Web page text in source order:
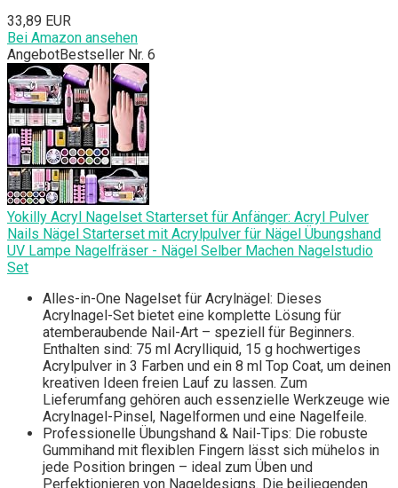
33,89 EUR
Bei Amazon ansehen
AngebotBestseller Nr. 6
Yokilly Acryl Nagelset Starterset für Anfänger: Acryl Pulver
Nails Nägel Starterset mit Acrylpulver für Nägel Übungshand
UV Lampe Nagelfräser - Nägel Selber Machen Nagelstudio
Set
Alles-in-One Nagelset für Acrylnägel: Dieses
Acrylnagel-Set bietet eine komplette Lösung für
atemberaubende Nail-Art – speziell für Beginners.
Enthalten sind: 75 ml Acrylliquid, 15 g hochwertiges
Acrylpulver in 3 Farben und ein 8 ml Top Coat, um deinen
kreativen Ideen freien Lauf zu lassen. Zum
Lieferumfang gehören auch essenzielle Werkzeuge wie
Acrylnagel-Pinsel, Nagelformen und eine Nagelfeile.
Professionelle Übungshand & Nail-Tips: Die robuste
Gummihand mit flexiblen Fingern lässt sich mühelos in
jede Position bringen – ideal zum Üben und
Perfektionieren von Nageldesigns. Die beiliegenden